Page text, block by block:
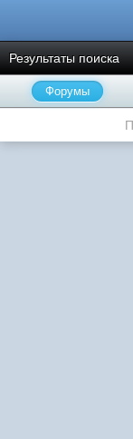
Результаты поиска
Форумы